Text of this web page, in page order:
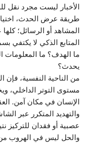
الأخبار ليست مجرد نقل
طريقة عرض الحدث،
المشاهد أو الرسائل؛
المتابع الذكي لا يكتفي
ما الهدف؟ ما المعلومات
يحدث؟
من الناحية النفسية، فإن
مستوى التوتر الداخلي،
الإنسان في مكان آمن.
والتهديد المتكرر عبر
عصبية أو فقدان للتركيز
والحل ليس في الهروب من